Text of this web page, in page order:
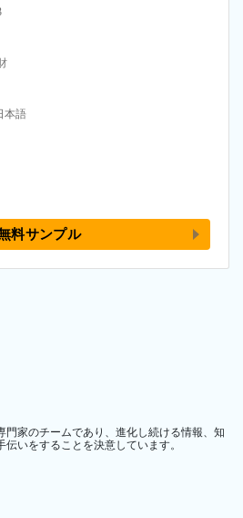
本語
料サンプル
門家のチームであり、進化し続ける情報、知
いをすることを決意しています。